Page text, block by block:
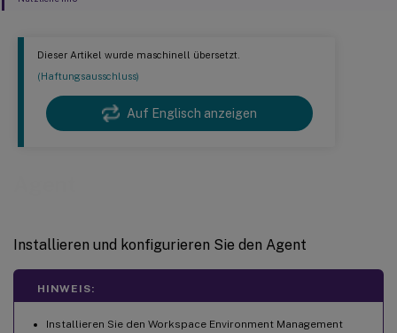
Dieser Artikel wurde maschinell übersetzt.
(Haftungsausschluss)
Auf Englisch anzeigen
Installieren und konfigurieren Sie den Agent
HINWEIS:
Installieren Sie den Workspace Environment Management